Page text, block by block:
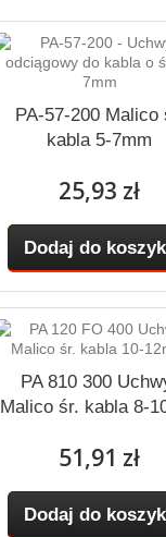
PA-57-200 Malico
kabla 5-7mm
25,93 zł
Dodaj do
PA 810 300
Malico śr. kabla 8-
51,91 zł
Dodaj do